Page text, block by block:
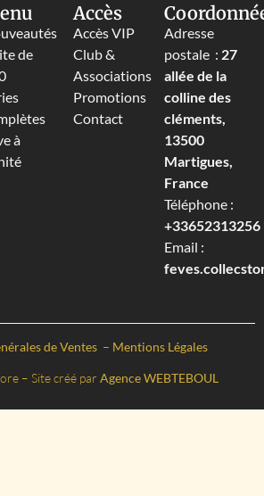
de
à
Accès
Accès VIP
Club &
Associations
Promotions
Contact
Adresse
postale : 27
allée de la
colline des
cléments,
13500
Martigues,
France
Téléphone :
+33652313256‬
Email :
de Ventes – Mentions Légales
– Site créé par Agence WEBTEBOUL